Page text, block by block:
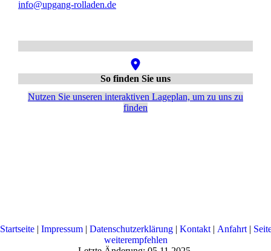
info@upgang-rolladen.de
So finden Sie uns
Nutzen Sie unseren interaktiven La­ge­plan, um zu uns zu
finden
Startseite | Impressum | Datenschutzerklärung | Kontakt | Anfahrt |
weiterempfehlen